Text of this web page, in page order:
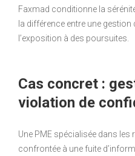
Faxmad conditionne la
la différence entre une
l’exposition à des poursuites.
Cas concret :
violation de
Une PME spécialisée dans
confrontée à une fuite